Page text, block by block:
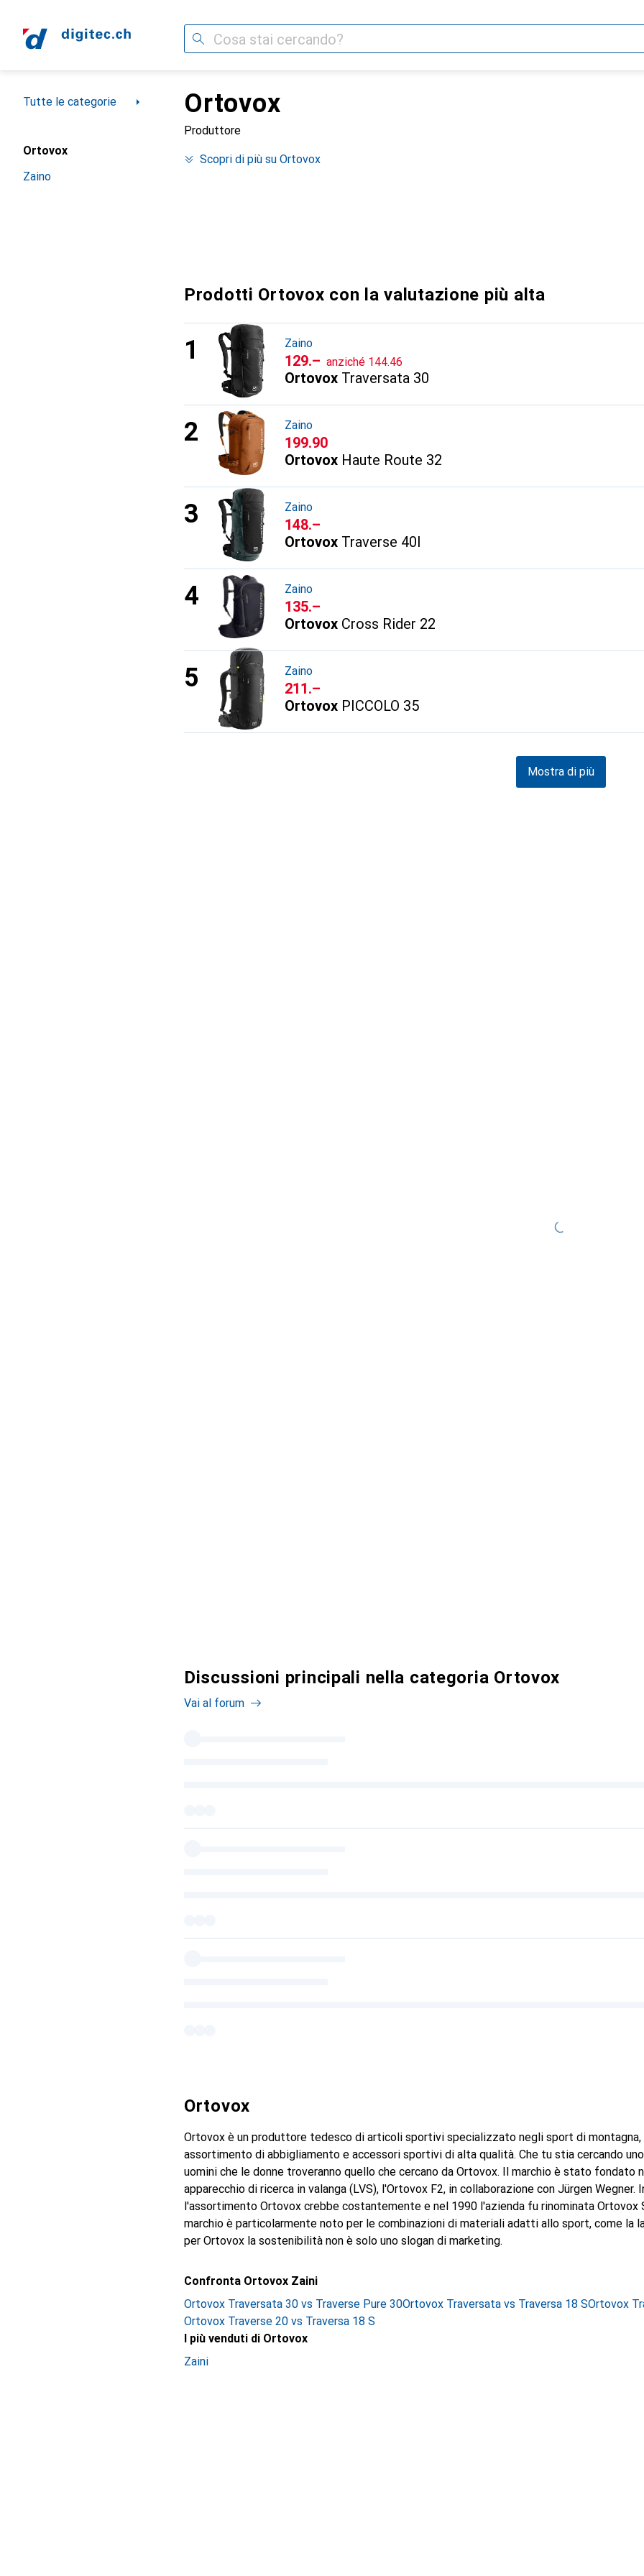
Cerca
Categoria Navigazione
Tutte le categorie
Ortovox
Zaino
Ortovox
Produttore
Scopri di più su Ortovox
Prodotti Ortovox con la valutazione più alta
Zaino
CHF
129.– anziché CHF
144.46
Ortovox Traversata 30
Zaino
CHF
199.90
Ortovox Haute Route 32
Zaino
CHF
148.–
Ortovox Traverse 40l
Zaino
CHF
135.–
Ortovox Cross Rider 22
Zaino
CHF
211.–
Ortovox PICCOLO 35
Mostra di più
Discussioni principali nella categoria Ortovox
Vai al forum
Ortovox
Ortovox è un produttore tedesco di articoli sportivi specializzato negli sport di
assortimento di abbigliamento e accessori sportivi di alta qualità. Che tu stia cercando
uomini che le donne troveranno quello che cercano da Ortovox. Il marchio è stato fondato
apparecchio di ricerca in valanga (LVS), l'Ortovox F2, in collaborazione con Jürgen
l'assortimento Ortovox crebbe costantemente e nel 1990 l'azienda fu rinominata
marchio è particolarmente noto per le combinazioni di materiali adatti allo sport, come la
per Ortovox la sostenibilità non è solo uno slogan di marketing.
Confronta Ortovox Zaini
Ortovox Traversata 30 vs Traverse Pure 30Ortovox Traversata vs Traversa 18 SOrtovox
Ortovox Traverse 20 vs Traversa 18 S
I più venduti di Ortovox
Zaini